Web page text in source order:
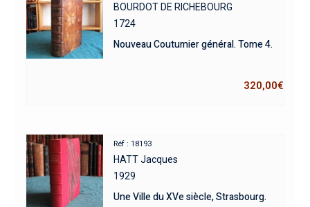
BOURDOT DE RICHEBOURG
1724
Nouveau Coutumier général. Tome 4.
320,00€
Réf : 18193
HATT Jacques
1929
Une Ville du XVe siècle, Strasbourg.